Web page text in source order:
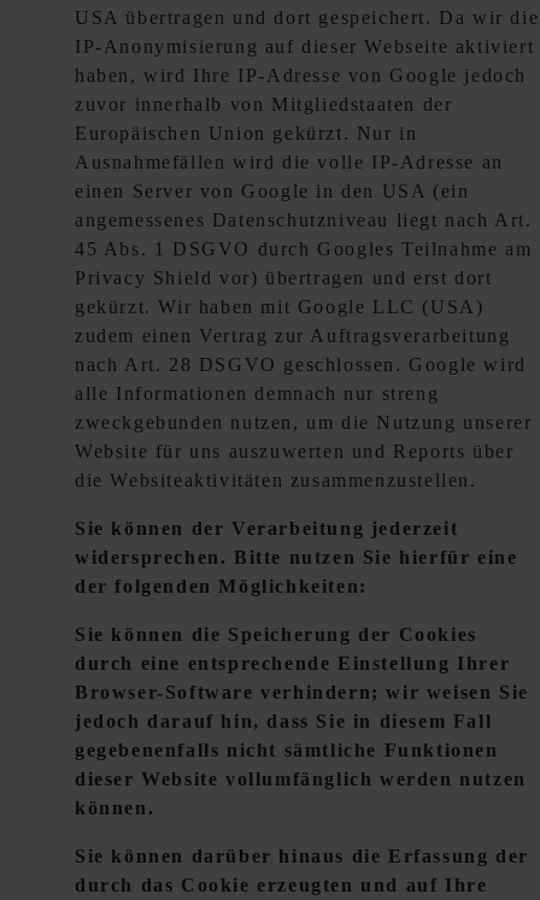
USA übertragen und dort gespeichert. Da wir die
IP-Anonymisierung auf dieser Webseite aktiviert
haben, wird Ihre IP-Adresse von Google jedoch
zuvor innerhalb von Mitgliedstaaten der
Europäischen Union gekürzt. Nur in
Ausnahmefällen wird die volle IP-Adresse an
einen Server von Google in den USA (ein
angemessenes Datenschutzniveau liegt nach Art.
45 Abs. 1 DSGVO durch Googles Teilnahme am
Privacy Shield vor) übertragen und erst dort
gekürzt. Wir haben mit Google LLC (USA)
zudem einen Vertrag zur Auftragsverarbeitung
nach Art. 28 DSGVO geschlossen. Google wird
alle Informationen demnach nur streng
zweckgebunden nutzen, um die Nutzung unserer
Website für uns auszuwerten und Reports über
die Websiteaktivitäten zusammenzustellen.
Sie können der Verarbeitung jederzeit
widersprechen. Bitte nutzen Sie hierfür eine
der folgenden Möglichkeiten:
Sie können die Speicherung der Cookies
durch eine entsprechende Einstellung Ihrer
Browser-Software verhindern; wir weisen Sie
jedoch darauf hin, dass Sie in diesem Fall
gegebenenfalls nicht sämtliche Funktionen
dieser Website vollumfänglich werden nutzen
können.
Sie können darüber hinaus die Erfassung der
durch das Cookie erzeugten und auf Ihre